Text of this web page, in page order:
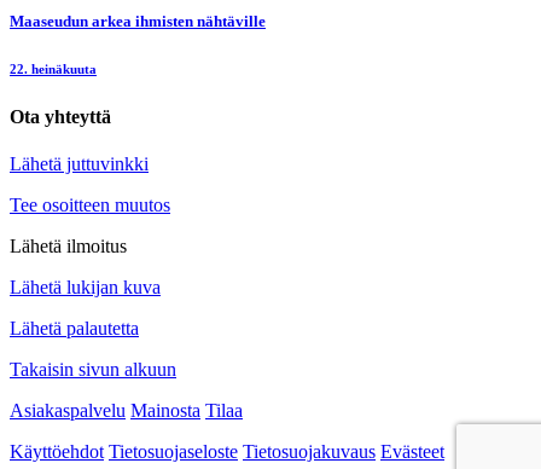
Maaseudun arkea ihmisten nähtäville
22. heinäkuuta
Ota yhteyttä
Lähetä juttuvinkki
Tee osoitteen muutos
Lähetä ilmoitus
Lähetä lukijan kuva
Lähetä palautetta
Takaisin sivun alkuun
Asiakaspalvelu Mainosta Tilaa
Käyttöehdot Tietosuojaseloste Tietosuojakuvaus Evästeet